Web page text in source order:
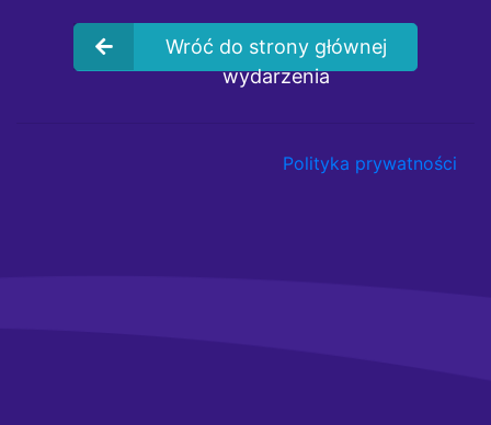
Wróć do strony głównej
wydarzenia
Polityka prywatności